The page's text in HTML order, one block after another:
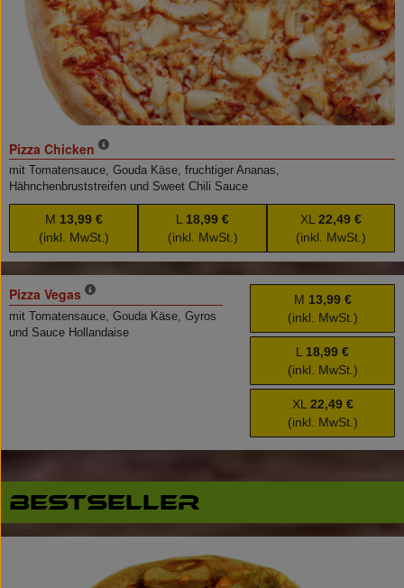
Pizza Chicken
mit Tomatensauce, Gouda Käse, fruchtiger Ananas,
Hähnchenbruststreifen und Sweet Chili Sauce
M 13,99 €
(inkl. MwSt.)
L 18,99 €
(inkl. MwSt.)
XL22,49 €
(inkl. MwSt.)
Pizza Vegas
mit Tomatensauce, Gouda Käse, Gyros
und Sauce Hollandaise
M 13,99 €
(inkl. MwSt.)
L 18,99 €
(inkl. MwSt.)
XL22,49 €
(inkl. MwSt.)
Bestseller